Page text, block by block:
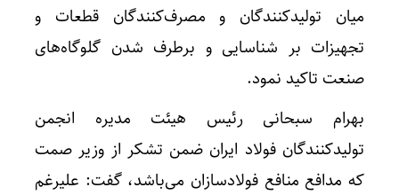
میان تولیدکنندگان و مصرف‌کنندگان قطعات و
تجهیزات بر شناسایی و برطرف شدن گلوگاه‌های
صنعت تاکید نمود.
بهرام سبحانی رئیس هیئت‌ مدیره انجمن
تولیدکنندگان فولاد ایران ضمن تشکر از وزیر صمت
که مدافع منافع فولادسازان می‌باشد، گفت: علیرغم